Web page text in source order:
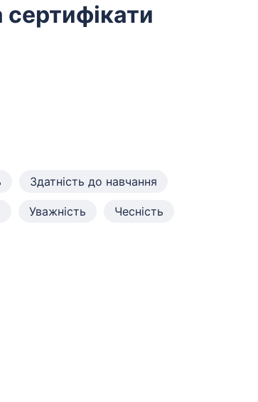
сертифікати
Здатність до навчання
Уважність Чесність